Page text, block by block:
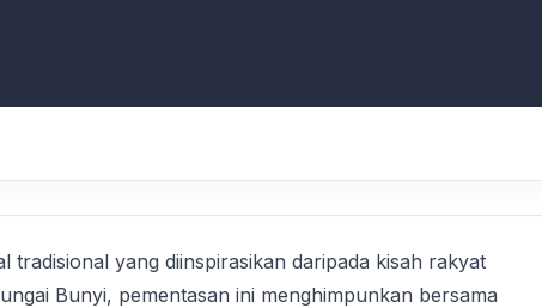
tradisional yang diinspirasikan daripada kisah rakyat
Bunyi, pementasan ini menghimpunkan bersama